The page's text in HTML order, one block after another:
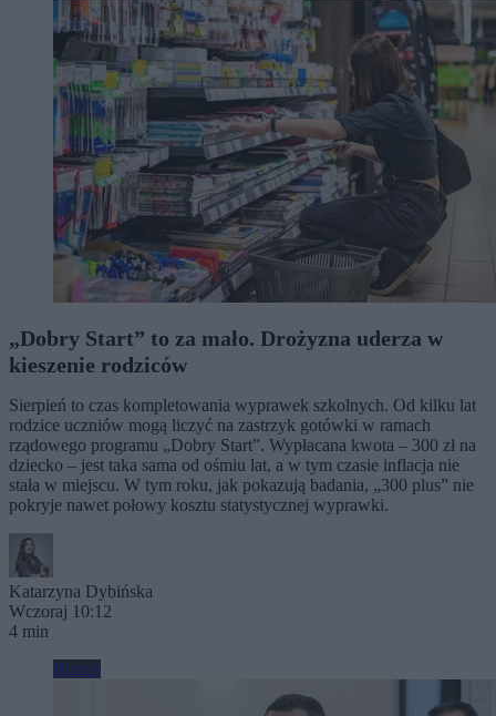
„Dobry Start” to za mało. Drożyzna uderza w
kieszenie rodziców
Sierpień to czas kompletowania wyprawek szkolnych. Od kilku lat
rodzice uczniów mogą liczyć na zastrzyk gotówki w ramach
rządowego programu „Dobry Start”. Wypłacana kwota – 300 zł na
dziecko – jest taka sama od ośmiu lat, a w tym czasie inflacja nie
stała w miejscu. W tym roku, jak pokazują badania, „300 plus” nie
pokryje nawet połowy kosztu statystycznej wyprawki.
Katarzyna Dybińska
Wczoraj 10:12
4 min
Biznes